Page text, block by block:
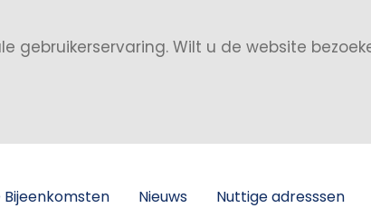
gebruikerservaring. Wilt u de website
Bijeenkomsten Nieuws Nuttige adresssen